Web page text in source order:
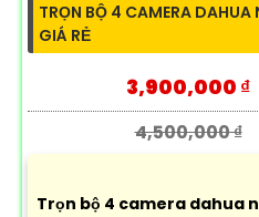
TRỌN BỘ 4 CAMERA DAHUA
GIÁ RẺ
3,900,000 ₫
4,500,000 ₫
Trọn bộ 4 camera dahua